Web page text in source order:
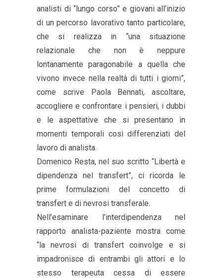
analisti di “lungo corso” e giovani all’inizio
di un percorso lavorativo tanto particolare,
che si realizza in “una situazione
relazionale che non è neppure
lontanamente paragonabile a quella che
vivono invece nella realtà di tutti i giorni”,
come scrive Paola Bennati, ascoltare,
accogliere e confrontare i pensieri, i dubbi
e le aspettative che si presentano in
momenti temporali così differenziati del
lavoro di analista.
Domenico Resta, nel suo scritto “Libertà e
dipendenza nel transfert”, ci ricorda le
prime formulazioni del concetto di
transfert e di nevrosi transferale.
Nell’esaminare l’interdipendenza nel
rapporto analista-paziente mostra come
“la nevrosi di transfert coinvolge e si
impadronisce di entrambi gli attori e lo
stesso terapeuta cessa di essere